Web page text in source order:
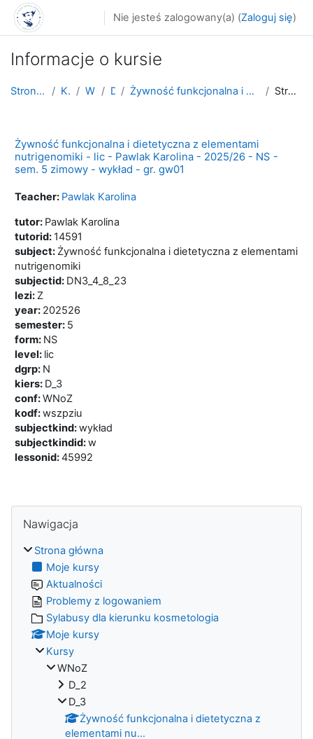
Przejdź do głównej zawartości
Nie jesteś zalogowany(a) (Zaloguj się)
Informacje o kursie
Strona główna Kursy WNoZ D_3 Żywność funkcjonalna i dietetyczna z elementami nu... Streszczenie
Żywność funkcjonalna i dietetyczna z elementami
nutrigenomiki - lic - Pawlak Karolina - 2025/26 - NS -
sem. 5 zimowy - wykład - gr. gw01
Teacher: Pawlak Karolina
tutor: Pawlak Karolina
tutorid: 14591
subject: Żywność funkcjonalna i dietetyczna z elementami
nutrigenomiki
subjectid: DN3_4_8_23
lezi: Z
year: 202526
semester: 5
form: NS
level: lic
dgrp: N
kiers: D_3
conf:WNoZ
kodf:wszpziu
subjectkind:wykład
subjectkindid:w
lessonid:45992
Bloki
Nawigacja
Strona główna
Moje kursy
Aktualności
Problemy z logowaniem
Sylabusy dla kierunku kosmetologia
Moje kursy
Kursy
WNoZ
D_2
D_3
Żywność funkcjonalna i dietetyczna z
elementami nu...